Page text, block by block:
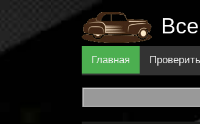
Главная